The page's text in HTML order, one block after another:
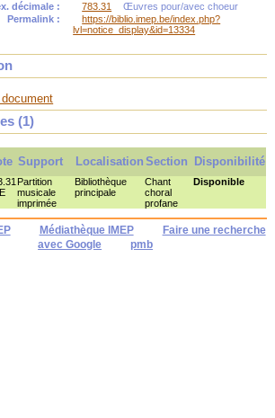
décimale :
783.31
Œuvres pour/avec choeur
Permalink :
https://biblio.imep.be/index.php?
lvl=notice_display&id=13334
(1)
Support Localisation Section Disponibilité
Partition
musicale
imprimée
Bibliothèque
principale
Chant
choral
profane
Disponible
Médiathèque IMEP
Faire une recherche
avec Google
pmb